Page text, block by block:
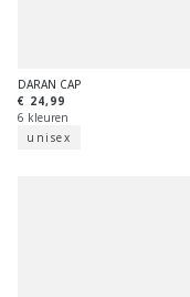
DARAN CAP
€ 24,99
6 kleuren
unisex